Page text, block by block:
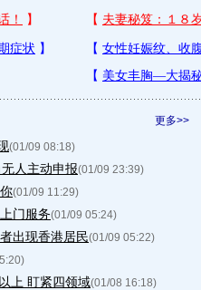
更多>>
(01/09 08:18)
人主动申报(01/09 23:39)
(01/09 11:29)
门服务(01/09 05:24)
出现香港居民(01/09 05:22)
上 盯紧四领域(01/08 16:18)